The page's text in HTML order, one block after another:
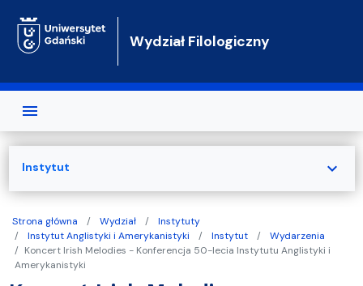
Wydział Filologiczny
Strona główna Wydział
Instytuty
Instytut Anglistyki i Amerykanistyki
Instytut
Wydarzenia
Koncert Irish Melodies - Konferencja 50-lecia Instytutu Anglistyki i
Amerykanistyki
Instytut expand_more